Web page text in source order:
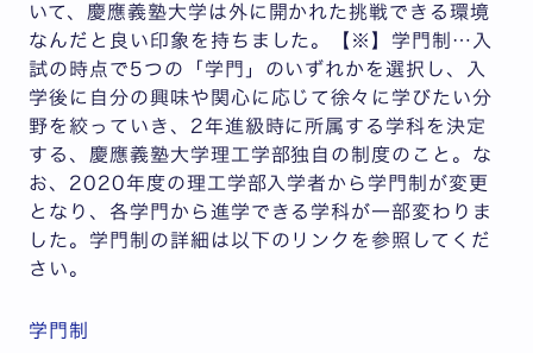
いて、慶應義塾大学は外に開かれた挑戦できる環境
なんだと良い印象を持ちました。【※】学門制…入
試の時点で5つの「学門」のいずれかを選択し、入
学後に自分の興味や関心に応じて徐々に学びたい分
野を絞っていき、2年進級時に所属する学科を決定
する、慶應義塾大学理工学部独自の制度のこと。な
お、2020年度の理工学部入学者から学門制が変更
となり、各学門から進学できる学科が一部変わりま
した。学門制の詳細は以下のリンクを参照してくだ
さい。
学門制